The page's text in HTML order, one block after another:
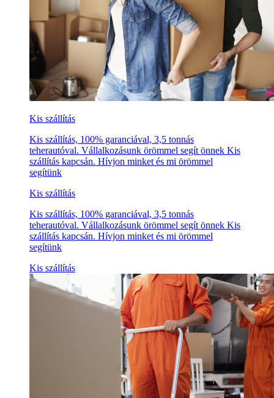
Kis szállítás
Kis szállítás, 100% garanciával, 3,5 tonnás
teherautóval. Vállalkozásunk örömmel segít önnek Kis
szállítás kapcsán. Hívjon minket és mi örömmel
segítünk
Kis szállítás
Kis szállítás, 100% garanciával, 3,5 tonnás
teherautóval. Vállalkozásunk örömmel segít önnek Kis
szállítás kapcsán. Hívjon minket és mi örömmel
segítünk
Kis szállítás